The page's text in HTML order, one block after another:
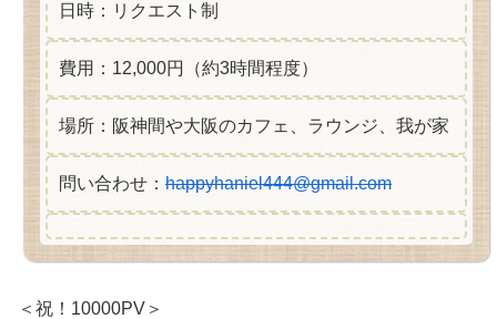
日時：リクエスト制
費用：12,000円（約3時間程度）
場所：阪神間や大阪のカフェ、ラウンジ、我が家
問い合わせ： happyhaniel444@gmail.com
＜祝！10000PV＞